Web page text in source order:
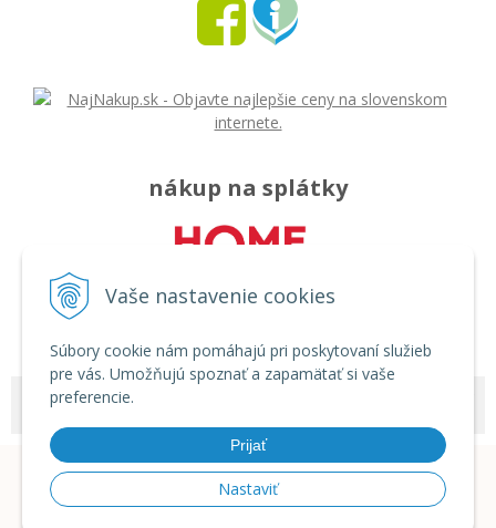
Vaše nastavenie cookies
Súbory cookie nám pomáhajú pri poskytovaní služieb
pre vás. Umožňujú spoznať a zapamätať si vaše
preferencie.
Prijať
Nastaviť
nákup na splátky
© 2026 Môj svet - rozličný tovar •